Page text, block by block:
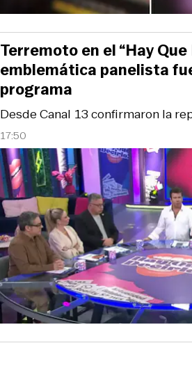
17:50
Desde Canal 13 confirmaron la
Terremoto en el “Hay Que
emblemática panelista
programa